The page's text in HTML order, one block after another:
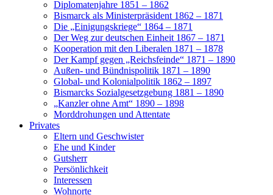
Diplomatenjahre 1851 – 1862
Bismarck als Ministerpräsident 1862 – 1871
Die „Einigungskriege“ 1864 – 1871
Der Weg zur deutschen Einheit 1867 – 1871
Kooperation mit den Liberalen 1871 – 1878
Der Kampf gegen „Reichsfeinde“ 1871 – 1890
Außen- und Bündnispolitik 1871 – 1890
Global- und Kolonialpolitik 1862 – 1897
Bismarcks Sozialgesetzgebung 1881 – 1890
„Kanzler ohne Amt“ 1890 – 1898
Morddrohungen und Attentate
Privates
Eltern und Geschwister
Ehe und Kinder
Gutsherr
Persönlichkeit
Interessen
Wohnorte